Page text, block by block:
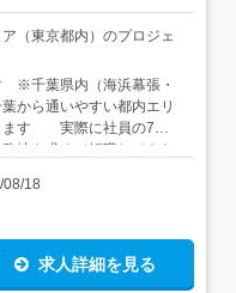
じてお任せします。・要
方には、プロジェクト企
ンもあります。◆海浜幕
ト例・メーカー基幹シス
業務アプリ開発
官公庁向けシステムリプ
当）◆実績のある開発環境
JavaScript、TypeScript、
、Next.js等 【DB】
【OS】Windows、
フラ】AWS、Azure、
1回程度、煩わしい日報
程度）／年収386万円35
円42歳（経験20年程度）
（東京都内）のプロジェ
※千葉県内（海浜幕張・
から通いやすい都内エリ
ます 実際に社員の7割
地を求めて転職してきた
手町）勤務希望の方
いずれも駅より徒歩5
区丸の内二丁目2番3号
のアクセス＞ 東京メト
1分 JR各線・丸の内線
18
求人詳細を見る